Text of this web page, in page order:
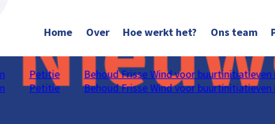
Home Over Hoe werkt het? Ons team
Petitie Behoud Frisse Wind voor buurtinitiatieven
Petitie Behoud Frisse Wind voor buurtinitiatieven